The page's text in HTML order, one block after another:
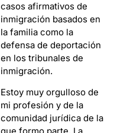
casos afirmativos de
inmigración basados en
la familia como la
defensa de deportación
en los tribunales de
inmigración.
Estoy muy orgulloso de
mi profesión y de la
comunidad jurídica de la